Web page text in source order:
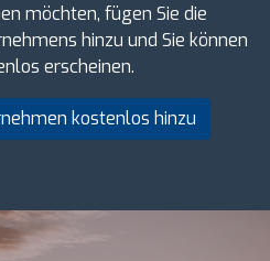
möchten, fügen Sie die
hinzu und Sie können
erscheinen.
kostenlos hinzu